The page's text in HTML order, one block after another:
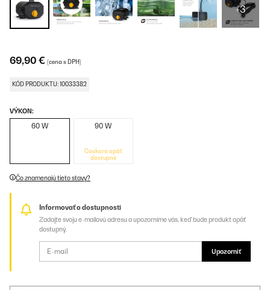
+3
69,90 € (cena s DPH)
KÓD PRODUKTU: 10033382
VÝKON:
60 W 90 W
Čoskoro opäť
dostupné
Čo znamenajú tieto stavy?
Informovať o dostupnosti
Zadajte svoju e-mailovú adresu a upozorníme vás, keď bude produkt opäť
dostupný.
Upozorniť